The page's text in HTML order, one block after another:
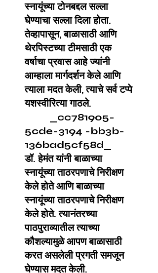
स्नायूंच्या टोनबद्दल सल्ला
घेण्याचा सल्ला दिला होता.
तेव्हापासून, बाळासाठी आणि
थेरपिस्टच्या टीमसाठी एक
वर्षाचा प्रवास आहे ज्यांनी
आम्हाला मार्गदर्शन केले आणि
त्याला मदत केली, त्याचे सर्व टप्पे
यशस्वीरित्या गाठले.
_cc781905-
5cde-3194 -bb3b-
136bad5cf58d_
डॉ. हेमंत यांनी बाळाच्या
स्नायूंच्या ताठरपणाचे निरीक्षण
केले होते आणि बाळाच्या
स्नायूंच्या ताठरपणाचे निरीक्षण
केले होते. त्यानंतरच्या
पाठपुराव्यातील त्याच्या
कौशल्यामुळे आपण बाळासाठी
करत असलेली प्रगती समजून
घेण्यास मदत केली.